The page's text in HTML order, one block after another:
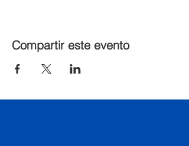
Compartir este evento